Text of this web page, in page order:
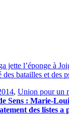
jette l’éponge à
des batailles et des
, Union pour un
Sens : Marie-
des listes